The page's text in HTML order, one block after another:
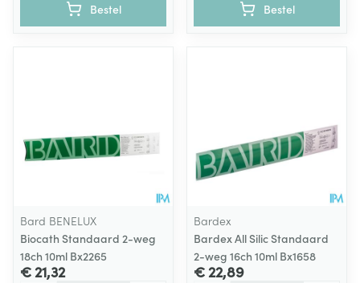
Bestel Bestel
Bard BENELUX
Biocath Standaard 2-weg
18ch 10ml Bx2265
€ 21,32
Bardex
Bardex All Silic Standaard
2-weg 16ch 10ml Bx1658
€ 22,89